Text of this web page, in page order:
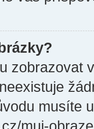
zobrazovat
musíte